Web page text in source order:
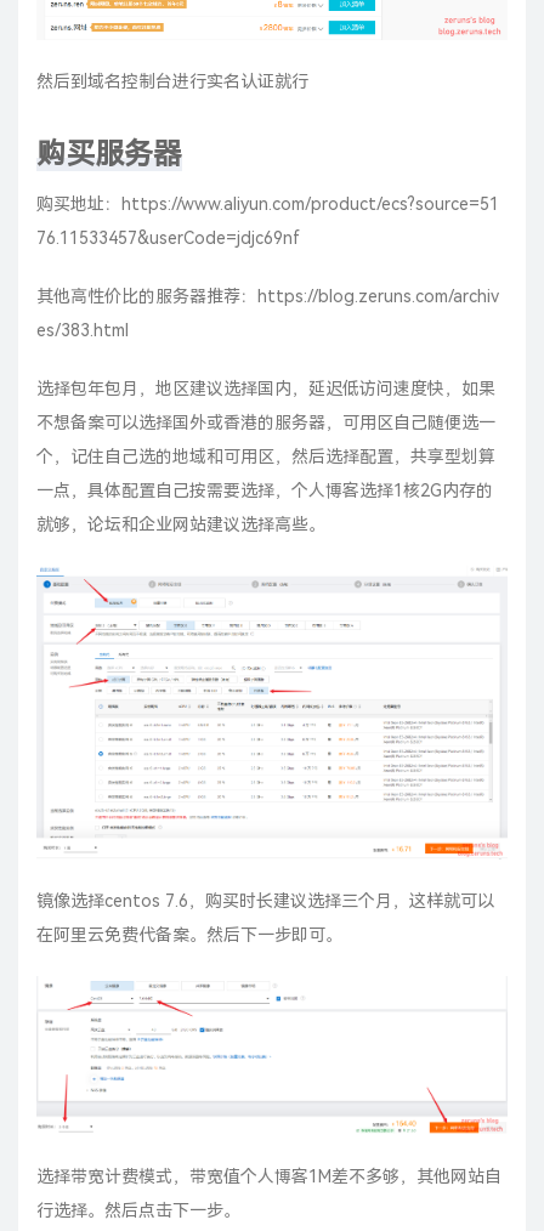
然后到域名控制台进行实名认证就行
购买服务器
购买地址：
https://www.aliyun.com/product/ecs?source=51
76.11533457&userCode=jdjc69nf
其他高性价比的服务器推荐：
https://blog.zeruns.com/archiv
es/383.html
选择包年包月，地区建议选择国内，延迟低访问速度快，如果
不想备案可以选择国外或香港的服务器，可用区自己随便选一
个，记住自己选的地域和可用区，然后选择配置，共享型划算
一点，具体配置自己按需要选择，个人博客选择1核2G内存的
就够，论坛和企业网站建议选择高些。
镜像选择centos 7.6，购买时长建议选择三个月，这样就可以
在阿里云免费代备案。然后下一步即可。
选择带宽计费模式，带宽值个人博客1M差不多够，其他网站自
行选择。然后点击下一步。